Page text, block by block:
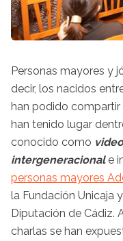
Personas mayores y
decir, los nacidos
han podido
han tenido lugar
conocido como
intergeneracionale
personas mayores
la Fundación Unicaja
Diputación de Cádiz.
charlas se han